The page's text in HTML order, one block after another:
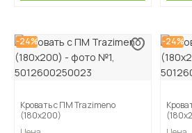
-24%
Кровать с ПМ Trazimeno
(180х200)
-24%